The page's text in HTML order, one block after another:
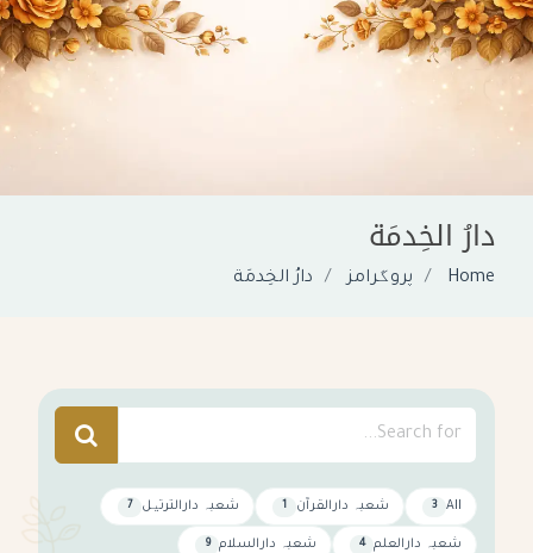
دارُ الخِدمَة
Home پروگرامز دارُ الخِدمَة
All
3 شعبہ دارالقرآن 1 شعبہ دارالترتیل 7
شعبہ دارالعلم 4 شعبہ دارالسلام 9